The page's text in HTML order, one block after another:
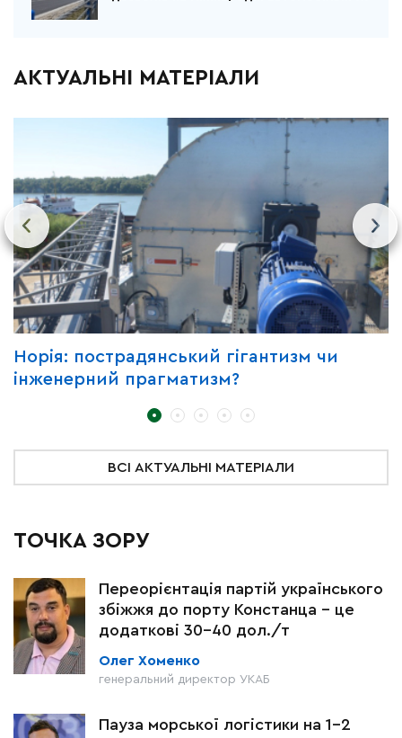
АКТУАЛЬНІ МАТЕРІАЛИ
Норія: пострадянський гігантизм чи
інженерний прагматизм?
ВСІ АКТУАЛЬНІ МАТЕРІАЛИ
ТОЧКА ЗОРУ
Переорієнтація партій українського
збіжжя до порту Констанца – це
додаткові 30-40 дол./т
Олег Хоменко
генеральний директор УКАБ
Пауза морської логістики на 1–2